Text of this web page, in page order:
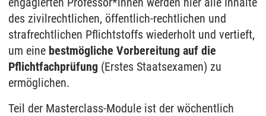
des zivilrechtlichen, öffentlich-rechtlichen und
strafrechtlichen Pflichtstoffs wiederholt und vertieft,
um eine bestmögliche Vorbereitung auf die
Pflichtfachprüfung (Erstes Staatsexamen) zu
ermöglichen.
Teil der Masterclass-Module ist der wöchentlich